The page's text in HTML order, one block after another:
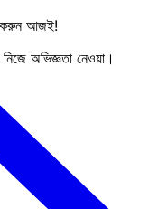
আজই!
অভিজ্ঞতা নেওয়া।